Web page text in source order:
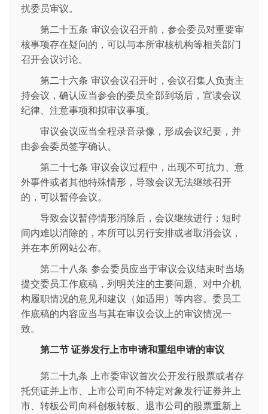
扰委员审议。
第二十五条 审议会议召开前，参会委员对重要审
核事项存在疑问的，可以与本所审核机构等相关部门
召开会议讨论。
第二十六条 审议会议召开时，会议召集人负责主
持会议，确认应当参会的委员全部到场后，宣读会议
纪律、注意事项和拟审议事项。
审议会议应当全程录音录像，形成会议纪要，并
由参会委员签字确认。
第二十七条 审议会议过程中，出现不可抗力、意
外事件或者其他特殊情形，导致会议无法继续召开
的，可以暂停会议。
导致会议暂停情形消除后，会议继续进行；短时
间内难以消除的，本所可以另行安排或者取消会议，
并在本所网站公布。
第二十八条 参会委员应当于审议会议结束时当场
提交委员工作底稿，列明关注的主要问题、对中介机
构履职情况的意见和建议（如适用）等内容。委员工
作底稿的内容应当与其在审议会议上的审议情况一
致。
第二节 证券发行上市申请和重组申请的审议
第二十九条 上市委审议首次公开发行股票或者存
托凭证并上市、上市公司向不特定对象发行证券并上
市、转板公司向科创板转板、退市公司的股票重新上